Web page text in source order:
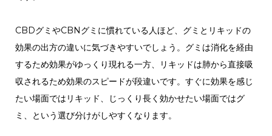
CBDグミやCBNグミに慣れている人ほど、グミとリキッドの
効果の出方の違いに気づきやすいでしょう。グミは消化を経由
するため効果がゆっくり現れる一方、リキッドは肺から直接吸
収されるため効果のスピードが段違いです。すぐに効果を感じ
たい場面ではリキッド、じっくり長く効かせたい場面ではグ
ミ、という選び分けがしやすくなります。